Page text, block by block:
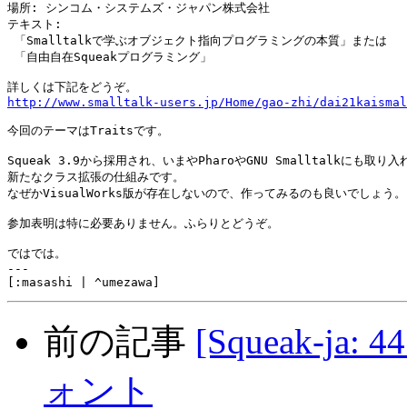
場所: シンコム・システムズ・ジャパン株式会社
テキスト:
「Smalltalkで学ぶオブジェクト指向プログラミングの本質」または
「自由自在Squeakプログラミング」
http://www.smalltalk-users.jp/Home/gao-zhi/
今回のテーマはTraitsです。
Squeak 3.9から採用され、いまやPharoやGNU Smalltalkにも取り入
新たなクラス拡張の仕組みです。
なぜかVisualWorks版が存在しないので、作ってみるのも良いでしょう。
参加表明は特に必要ありません。ふらりとどうぞ。
ではでは。
---
前の記事 [Squeak-ja:
ォント